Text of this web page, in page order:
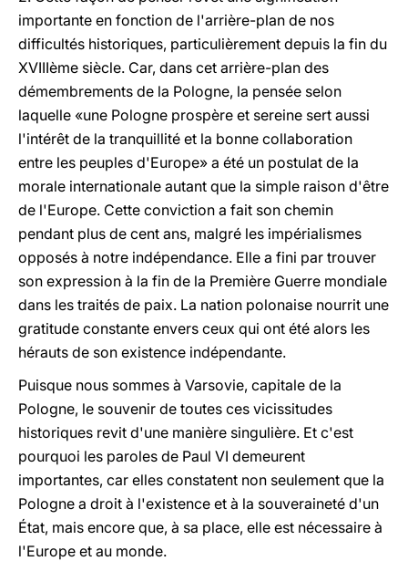
importante en fonction de l'arrière-plan de nos
difficultés historiques, particulièrement depuis la fin du
XVIIIème siècle. Car, dans cet arrière-plan des
démembrements de la Pologne, la pensée selon
laquelle «une Pologne prospère et sereine sert aussi
l'intérêt de la tranquillité et la bonne collaboration
entre les peuples d'Europe» a été un postulat de la
morale internationale autant que la simple raison d'être
de l'Europe. Cette conviction a fait son chemin
pendant plus de cent ans, malgré les impérialismes
opposés à notre indépendance. Elle a fini par trouver
son expression à la fin de la Première Guerre mondiale
dans les traités de paix. La nation polonaise nourrit une
gratitude constante envers ceux qui ont été alors les
hérauts de son existence indépendante.
Puisque nous sommes à Varsovie, capitale de la
Pologne, le souvenir de toutes ces vicissitudes
historiques revit d'une manière singulière. Et c'est
pourquoi les paroles de Paul VI demeurent
importantes, car elles constatent non seulement que la
Pologne a droit à l'existence et à la souveraineté d'un
État, mais encore que, à sa place, elle est nécessaire à
l'Europe et au monde.